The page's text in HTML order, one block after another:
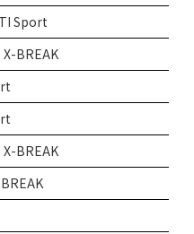
Sport
X-BREAK
X-BREAK